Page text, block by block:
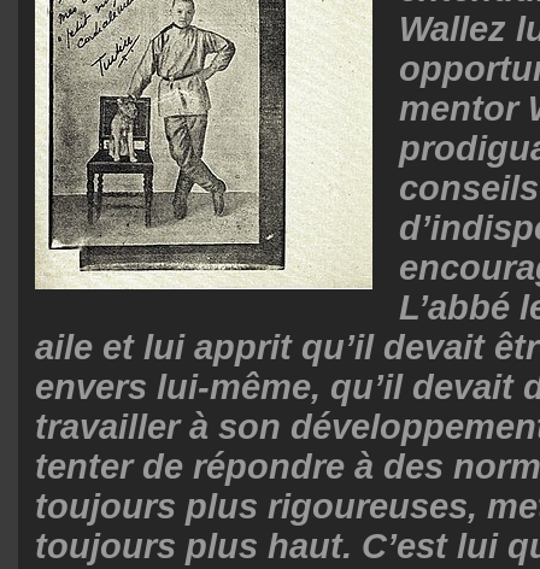
Wallez
mentor
L’abbé
aile et lui apprit qu’il devait
envers lui-même, qu’il devait
travailler à son
tenter de répondre à des
toujours plus rigoureuses,
toujours plus haut. C’est lui